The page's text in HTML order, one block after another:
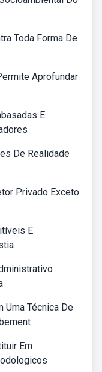
Toda Forma De
Aprofundar
E
De Realidade
Privado Exceto
E
Uma Técnica De
Em